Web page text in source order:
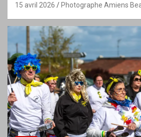
15 avril 2026 Photographe Amiens